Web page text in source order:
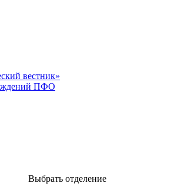
вестник»
ПФО
Выбрать отделение